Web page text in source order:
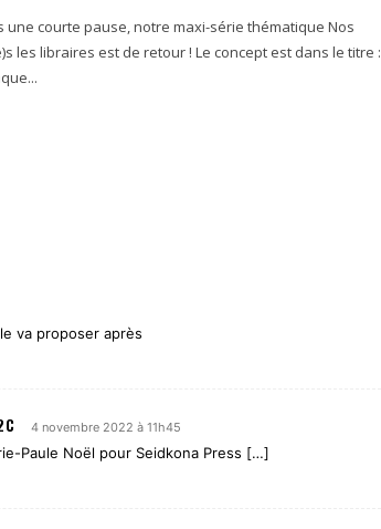
une courte pause, notre maxi-série thématique Nos
les libraires est de retour ! Le concept est dans le titre :
va proposer après
4 novembre 2022 à 11h45
Paule Noël pour Seidkona Press […]